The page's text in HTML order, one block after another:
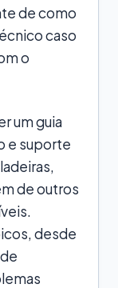
de como
caso
o
um guia
e suporte
de outros
desde